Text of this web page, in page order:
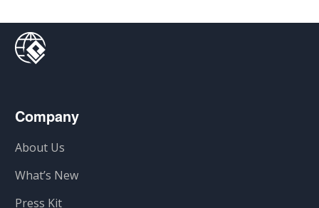
Company
About Us
What’s New
Press Kit